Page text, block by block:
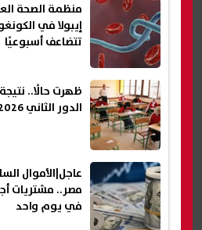
منظمة الصحة
إيبولا في
تتضاعف أسبوعيًا
ظهرت حالًا..
الدور الثاني 2026 برقم الجلوس
عاجل|الأموال
في يوم واحد